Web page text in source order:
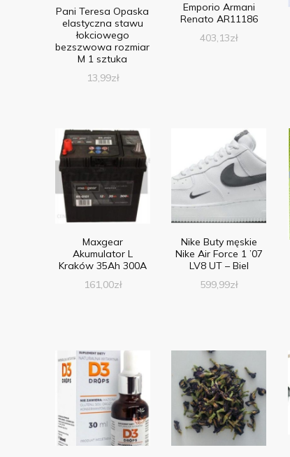
Pani Teresa Opaska
elastyczna stawu
łokciowego
bezszwowa rozmiar
M 1 sztuka
13,99zł
Emporio Armani
Renato AR11186
403,13zł
Maxgear
Akumulator L
Kraków 35Ah 300A
161,00zł
Nike Buty męskie
Nike Air Force 1 ’07
LV8 UT – Biel
599,99zł